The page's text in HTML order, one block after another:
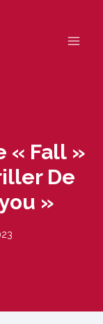
« Fall »
De
»